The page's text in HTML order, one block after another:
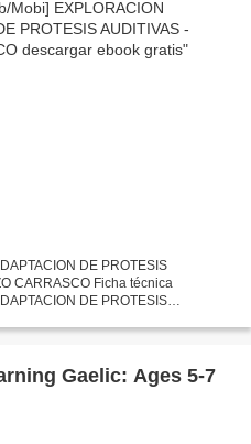
DE PROTESIS
CARRASCO Ficha técnica
DE PROTESIS
Gaelic: Ages 5-7